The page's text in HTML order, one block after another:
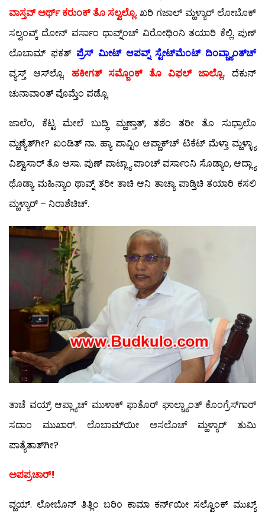
ವಾಸ್ತವ್ ಅರ್ಥ್ ಕರುಂಕ್ ತೊ ಸಲ್ವಲ್ಲೊ.ಖರಿ ಗಜಾಲ್ ಮ್ಹಳ್ಯಾರ್ ಲೋಬೊಕ್
ಸಲ್ವಂವ್ಕ್ ದೋನ್ ವರ್ಸಾಂ ಥಾವ್ನ್ಂಚ್ ವಿರೋಧಿಂನಿ ತಯಾರಿ ಕೆಲ್ಲಿ. ಪುಣ್
ಲೊಬಾಮ್ ಫಕತ್ ಪ್ರೆಸ್ ಮೀಟ್ ಆಪವ್ನ್ ಸ್ಟೇಟ್‍ಮೆಂಟ್ ದಿಂವ್ಚ್ಯಾಂತ್‍ಚ್
ವ್ಯಸ್ತ್ ಆಸ್‍ಲ್ಲೊ. ಹಕೀಗತ್ ಸಮ್ಜೊಂಕ್ ತೊ ವಿಫಲ್ ಜಾಲ್ಲೊ. ದೆಕುನ್
ಚುನಾವಾಂತ್ ವೊಮ್ತೆಂ ಪಡ್ಲೊ.
ಜಾಲೆಂ, ಕೆಟ್ಟ ಮೇಲೆ ಬುದ್ಧಿ ಮ್ಹಣ್ತಾತ್, ತಶೆಂ ತರೀ ತೊ ಸುಧ್ರಾಲೊ
ಮ್ಹಣ್ಯೆತ್‍ಗೀ? ಖಂಡಿತ್ ನಾ. ಹ್ಯಾ ಪಾವ್ಟಿಂ ಆಪ್ಣಾಕ್‍ಚ್ ಟಿಕೆಟ್ ಮೆಳ್ತಾ ಮ್ಹಳ್ಳ್ಯಾ
ವಿಶ್ವಾಸಾರ್ ತೊ ಆಸಾ. ಪುಣ್ ಪಾಟ್ಲ್ಯಾ ಪಾಂಚ್ ವರ್ಸಾಂನಿ ಸೊಡ್ಯಾಂ, ಆದ್ಲ್ಯಾ
ಥೊಡ್ಯಾ ಮಹಿನ್ಯಾಂ ಥಾವ್ನ್ ತರೀ ತಾಚಿ ಆನಿ ತಾಚ್ಯಾ ಪಾಡ್ತಿಚಿ ತಯಾರಿ ಕಸಲಿ
ಮ್ಹಳ್ಯಾರ್ – ನಿರಾಶೆಚಿಚ್.
ತಾಚೆ ವಯ್ರ್ ಆಪ್ಲ್ಯಾಚ್ ಮುಳಾಕ್ ಫಾತೊರ್ ಘಾಲ್ಚ್ಯಾಂತ್ ಕೊಂಗ್ರೆಸ್‍ಗಾರ್
ಸದಾಂ ಮುಖಾರ್. ಲೊಬಾಮ್‍ಯೀ ಅಸಲೊಚ್ ಮ್ಹಳ್ಯಾರ್ ತುಮಿ
ಪಾತ್ಯೆತಾತ್‍ಗೀ?
ಅಪಪ್ರಚಾರ್!
ವ್ಹಯ್. ಲೋಬೊನ್ ತಿತ್ಲಿಂ ಬರಿಂ ಕಾಮಾ ಕರ್ನ್‍ಯೀ ಸಲ್ವೊಂಕ್ ಮುಖ್ಯ್